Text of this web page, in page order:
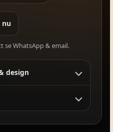
nu
se WhatsApp & email.
design